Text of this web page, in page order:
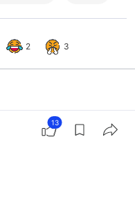
2 3
港元全球第4
13